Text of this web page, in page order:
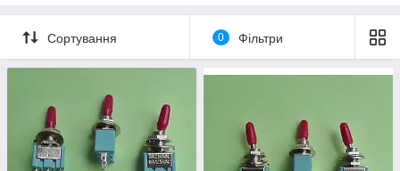
Сортування 0 Фільтри